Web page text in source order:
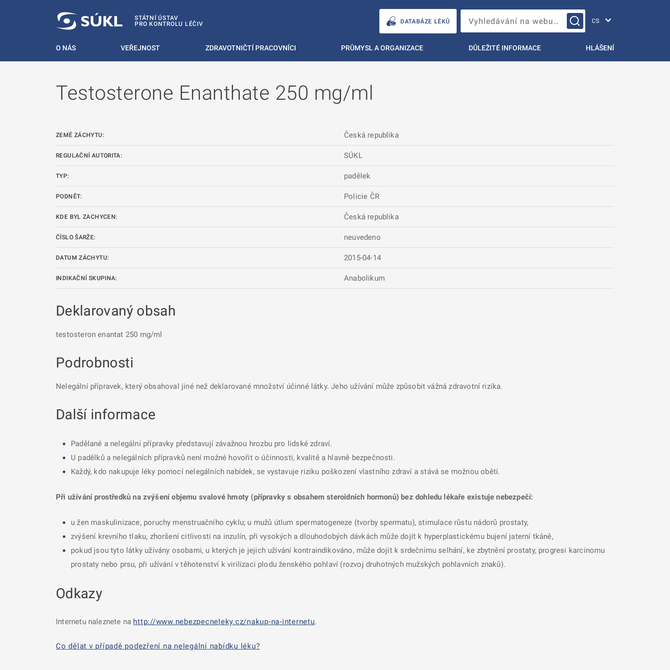
STÁTNÍ ÚSTAV
PRO KONTROLU LÉČIV
DATABÁZE LÉKŮ Vyhledávání na webu…
O NÁS VEŘEJNOST ZDRAVOTNIČTÍ PRACOVNÍCI PRŮMYSL A ORGANIZACE DŮLEŽITÉ INFORMACE HLÁŠENÍ
Testosterone Enanthate 250 mg/ml
ZEMĚ ZÁCHYTU: Česká republika
REGULAČNÍ AUTORITA: SÚKL
TYP: padělek
PODNĚT: Policie ČR
KDE BYL ZACHYCEN: Česká republika
ČÍSLO ŠARŽE: neuvedeno
DATUM ZÁCHYTU: 2015-04-14
INDIKAČNÍ SKUPINA: Anabolikum
Deklarovaný obsah
testosteron enantat 250 mg/ml
Podrobnosti
Nelegální přípravek, který obsahoval jiné než deklarované množství účinné látky. Jeho užívání může způsobit vážná zdravotní rizika.
Další informace
Padělané a nelegální přípravky představují závažnou hrozbu pro lidské zdraví.
U padělků a nelegálních přípravků není možné hovořit o účinnosti, kvalitě a hlavně bezpečnosti.
Každý, kdo nakupuje léky pomocí nelegálních nabídek, se vystavuje riziku poškození vlastního zdraví a stává se možnou obětí.
Při užívání prostředků na zvýšení objemu svalové hmoty (přípravky s obsahem steroidních hormonů) bez dohledu lékaře existuje nebezpečí:
u žen maskulinizace, poruchy menstruačního cyklu; u mužů útlum spermatogeneze (tvorby spermatu), stimulace růstu nádorů prostaty,
zvýšení krevního tlaku, zhoršení citlivosti na inzulín, při vysokých a dlouhodobých dávkách může dojít k hyperplastickému bujení jaterní tkáně,
pokud jsou tyto látky užívány osobami, u kterých je jejich užívání kontraindikováno, může dojít k srdečnímu selhání, ke zbytnění prostaty, progresi karcinomu
prostaty nebo prsu, při užívání v těhotenství k virilizaci plodu ženského pohlaví (rozvoj druhotných mužských pohlavních znaků).
Odkazy
Internetu naleznete na http://www.nebezpecneleky.cz/nakup-na-internetu.
Co dělat v případě podezření na nelegální nabídku léku?